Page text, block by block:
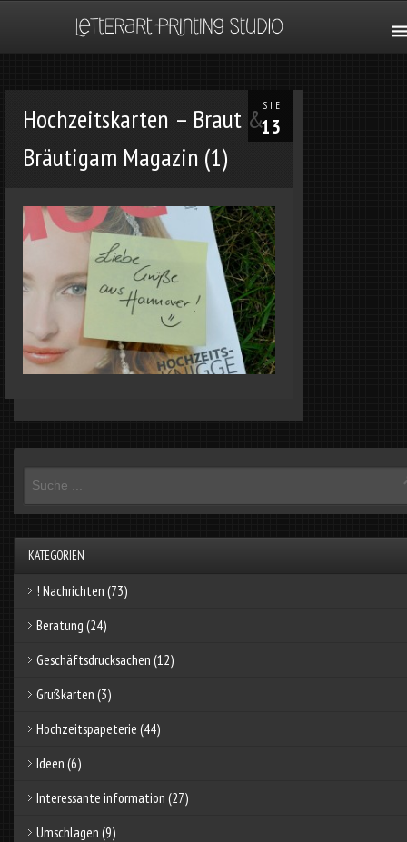
SIE
13
Hochzeitskarten – Braut &
Bräutigam Magazin (1)
KATEGORIEN
! Nachrichten (73)
Beratung (24)
Geschäftsdrucksachen (12)
Grußkarten (3)
Hochzeitspapeterie (44)
Ideen (6)
Interessante information (27)
Umschlagen (9)